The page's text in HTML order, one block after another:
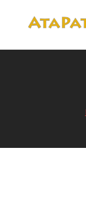
ATAPATA